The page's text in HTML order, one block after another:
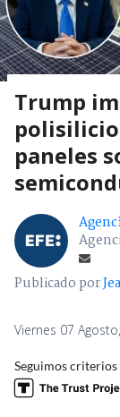
Trump
paneles
Publicado por
Viernes 07
Seguimos criterios